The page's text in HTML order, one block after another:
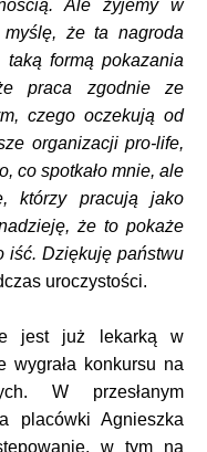
Ale żyjemy w
że ta nagroda
formą pokazania
praca zgodnie ze
czego oczekują od
organizacji pro-life,
co spotkało mnie, ale
którzy pracują jako
że to pokaże
iść. Dziękuję państwu
uroczystości.
jest już lekarką w
wygrała konkursu na
W przesłanym
placówki Agnieszka
w tym na